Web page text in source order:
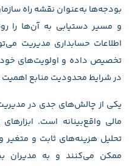
بودجه‌ها به‌عنوان نقشه راه
و مسیر دستیابی به آن‌ها را
اطلاعات حسابداری مدیریت
تخصیص داده و اولویت‌های
در شرایط محدودیت منابع اهمیت
یکی از چالش‌های جدی در
مالی واقع‌بینانه است.
تحلیل هزینه‌های ثابت و متغیر
ممکن می‌کنند و به مدیران